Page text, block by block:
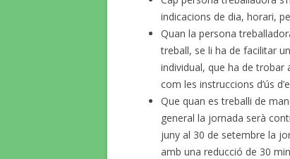
indicacions de dia, horari,
Quan la persona
treball, se li ha de facilitar
individual, que ha de trobar
com les instruccions d’ús
Que quan es treballi de
general la jornada serà
juny al 30 de setembre la
amb una reducció de 30